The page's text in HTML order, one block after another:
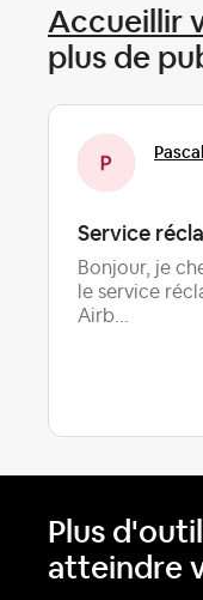
Accueillir
plus de
Service
Bonjour, je
le service
Airb...
Plus
atteindre